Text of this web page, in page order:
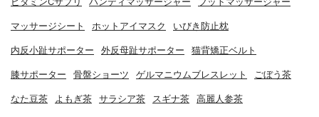
マッサージシート ホットアイマスク いびき防止枕
内反小趾サポーター 外反母趾サポーター 猫背矯正ベルト
膝サポーター 骨盤ショーツ ゲルマニウムブレスレット ごぼう茶
なた豆茶 よもぎ茶 サラシア茶 スギナ茶 高麗人参茶